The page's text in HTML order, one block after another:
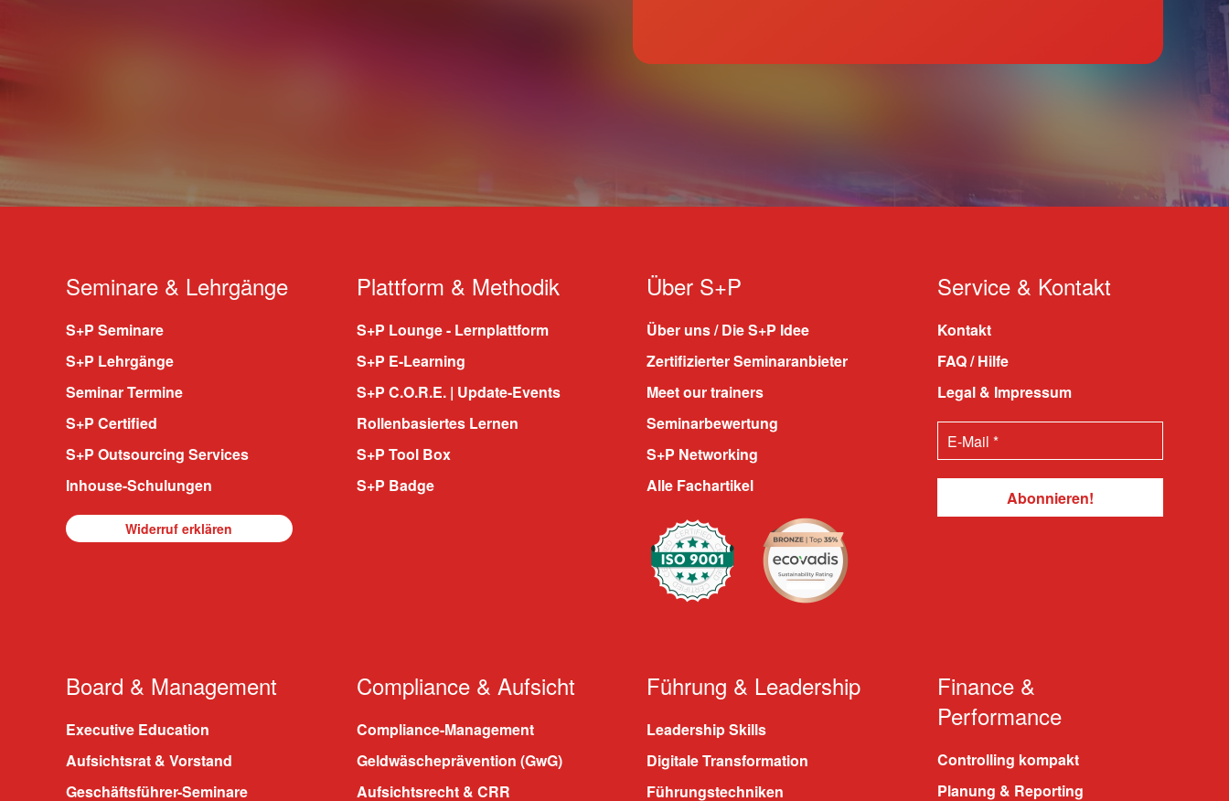
Seminare & Lehrgänge
S+P Seminare
S+P Lehrgänge
Seminar Termine
S+P Certified
S+P Outsourcing Services
Inhouse-Schulungen
Widerruf erklären
Plattform & Methodik
S+P Lounge - Lernplattform
S+P E-Learning
S+P C.O.R.E. | Update-Events
Rollenbasiertes Lernen
S+P Tool Box
S+P Badge
Über S+P
Über uns / Die S+P Idee
Zertifizierter Seminaranbieter
Meet our trainers
Seminarbewertung
S+P Networking
Alle Fachartikel
Service & Kontakt
Kontakt
FAQ / Hilfe
Legal & Impressum
Board & Management
Executive Education
Aufsichtsrat & Vorstand
Geschäftsführer-Seminare
Compliance & Aufsicht
Compliance-Management
Geldwäscheprävention (GwG)
Aufsichtsrecht & CRR
Führung & Leadership
Leadership Skills
Digitale Transformation
Führungstechniken
Finance &
Performance
Controlling kompakt
Planung & Reporting